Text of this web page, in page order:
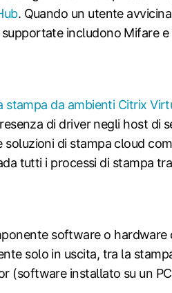
. Quando un utente
includono Mifare e
stampa da ambienti Citrix
di driver negli host di
soluzioni di stampa cloud
tutti i processi di stampa
software o
solo in uscita, tra la
(software installato su un